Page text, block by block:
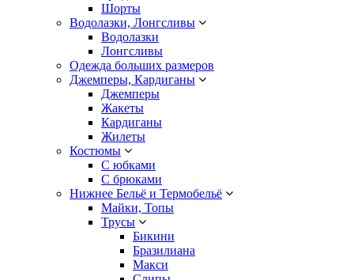
Шорты
Водолазки, Лонгсливы
Водолазки
Лонгсливы
Одежда больших размеров
Джемперы, Кардиганы
Джемперы
Жакеты
Кардиганы
Жилеты
Костюмы
С юбками
С брюками
Нижнее Бельё и Термобельё
Майки, Топы
Трусы
Бикини
Бразилиана
Макси